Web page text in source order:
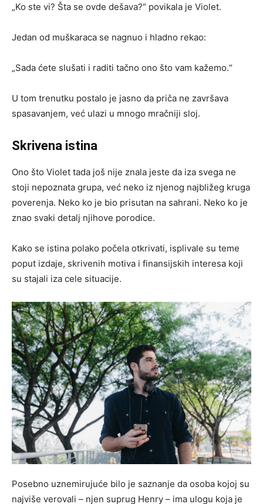
„Ko ste vi? Šta se ovde dešava?“ povikala je Violet.
Jedan od muškaraca se nagnuo i hladno rekao:
„Sada ćete slušati i raditi tačno ono što vam kažemo.“
U tom trenutku postalo je jasno da priča ne završava
spasavanjem, već ulazi u mnogo mračniji sloj.
Skrivena istina
Ono što Violet tada još nije znala jeste da iza svega ne
stoji nepoznata grupa, već neko iz njenog najbližeg kruga
poverenja. Neko ko je bio prisutan na sahrani. Neko ko je
znao svaki detalj njihove porodice.
Kako se istina polako počela otkrivati, isplivale su teme
poput izdaje, skrivenih motiva i finansijskih interesa koji
su stajali iza cele situacije.
Posebno uznemirujuće bilo je saznanje da osoba kojoj su
najviše verovali – njen suprug Henry – ima ulogu koja je